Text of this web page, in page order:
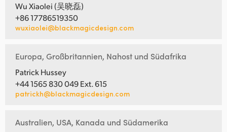
Wu Xiaolei (吴晓磊)
+86 17786519350
wuxiaolei@blackmagicdesign.com
Europa, Großbritannien, Nahost und Südafrika
Patrick Hussey
+44 1565 830 049 Ext. 615
patrickh@blackmagicdesign.com
Australien, USA, Kanada und Südamerika